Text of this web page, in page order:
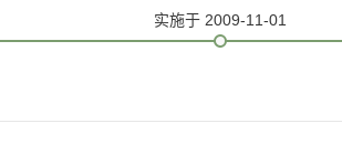
实施于 2009-11-01